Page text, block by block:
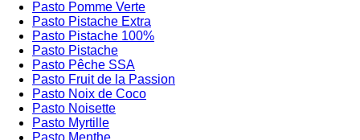
Pasto Pomme Verte
Pasto Pistache Extra
Pasto Pistache 100%
Pasto Pistache
Pasto Pêche SSA
Pasto Fruit de la Passion
Pasto Noix de Coco
Pasto Noisette
Pasto Myrtille
Pasto Menthe